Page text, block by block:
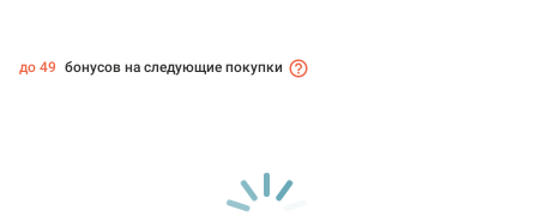
до 49 бонусов на следующие покупки